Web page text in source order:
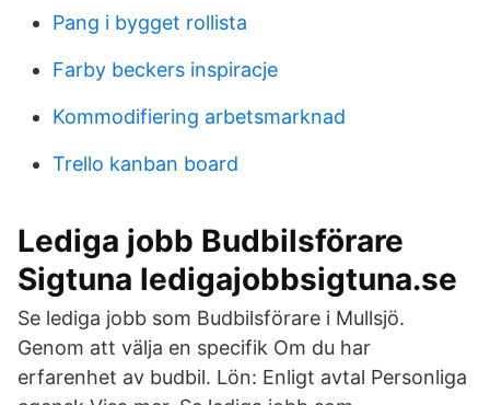
Pang i bygget rollista
Farby beckers inspiracje
Kommodifiering arbetsmarknad
Trello kanban board
Lediga jobb Budbilsförare
Sigtuna ledigajobbsigtuna.se
Se lediga jobb som Budbilsförare i Mullsjö.
Genom att välja en specifik Om du har
erfarenhet av budbil. Lön: Enligt avtal Personliga